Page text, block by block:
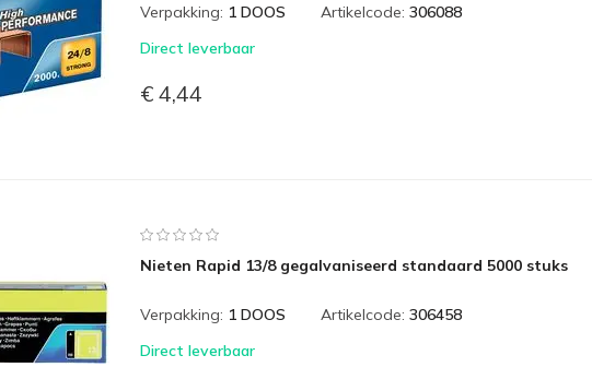
Verpakking: 1 DOOS Artikelcode: 306088
Direct leverbaar
€ 4,44
Nieten Rapid 13/8 gegalvaniseerd standaard 5000 stuks
Verpakking: 1 DOOS Artikelcode: 306458
Direct leverbaar